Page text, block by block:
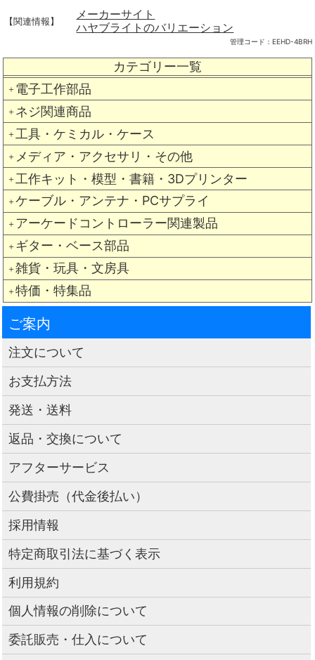
カテゴリー一覧
＋ 電子工作部品
＋ ネジ関連商品
＋ 工具・ケミカル・ケース
＋ メディア・アクセサリ・その他
＋ 工作キット・模型・書籍・3Dプリンター
＋ ケーブル・アンテナ・PCサプライ
＋ アーケードコントローラー関連製品
＋ ギター・ベース部品
＋ 雑貨・玩具・文房具
＋ 特価・特集品
【関連情報】
メーカーサイト
ハヤブライトのバリエーション
管理コード： EEHD-4BRH
ご案内
注文について
お支払方法
発送・送料
返品・交換について
アフターサービス
公費掛売（代金後払い）
採用情報
特定商取引法に基づく表示
利用規約
個人情報の削除について
委託販売・仕入について